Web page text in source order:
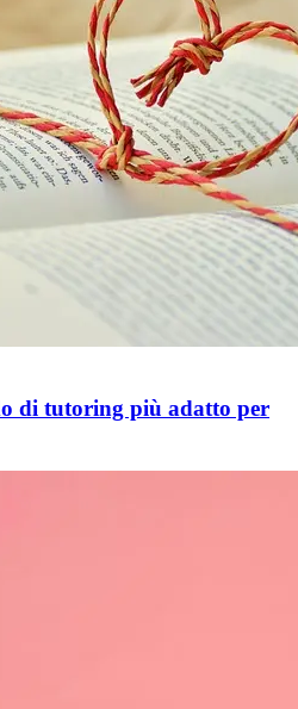
di tutoring più adatto per